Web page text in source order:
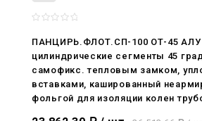
ПАНЦИРЬ.ФЛОТ.СП-100 ОТ-45 АЛУ
цилиндрические сегменты 45
самофикс. тепловым замком,
вставками, кашированный
фольгой для изоляции колен
С Днём Победы.
29.04.2026